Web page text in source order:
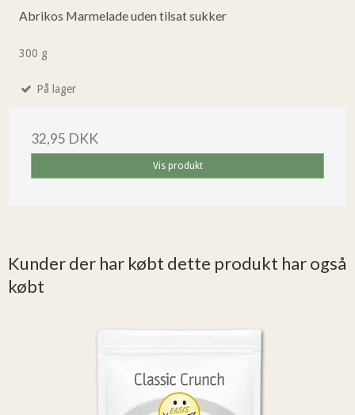
Abrikos Marmelade uden tilsat sukker
300 g
På lager
32,95 DKK
Vis produkt
Kunder der har købt dette produkt har også
købt